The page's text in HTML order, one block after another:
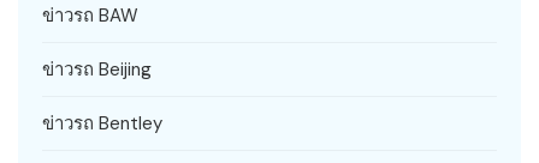
ข่าวรถ BAW
ข่าวรถ Beijing
ข่าวรถ Bentley